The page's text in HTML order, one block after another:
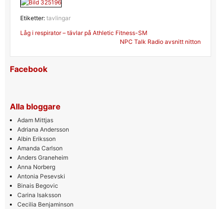
Etiketter: tavlingar
Inläggsnavigering
Låg i respirator – tävlar på Athletic Fitness-SM
NPC Talk Radio avsnitt nitton
Facebook
Alla bloggare
Adam Mittjas
Adriana Andersson
Albin Eriksson
Amanda Carlson
Anders Graneheim
Anna Norberg
Antonia Pesevski
Binais Begovic
Carina Isaksson
Cecilia Benjaminson